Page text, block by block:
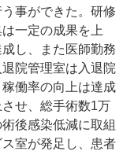
事ができた。研修
一定の成果を上
し、また医師勤務
院管理室は入退院
働率の向上は達成
せ、総手術数1万
後感染低減に取組
室が発足し、患者